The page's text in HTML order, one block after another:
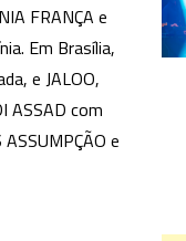
FRANÇA e
Em Brasília,
e JALOO,
ASSAD com
e